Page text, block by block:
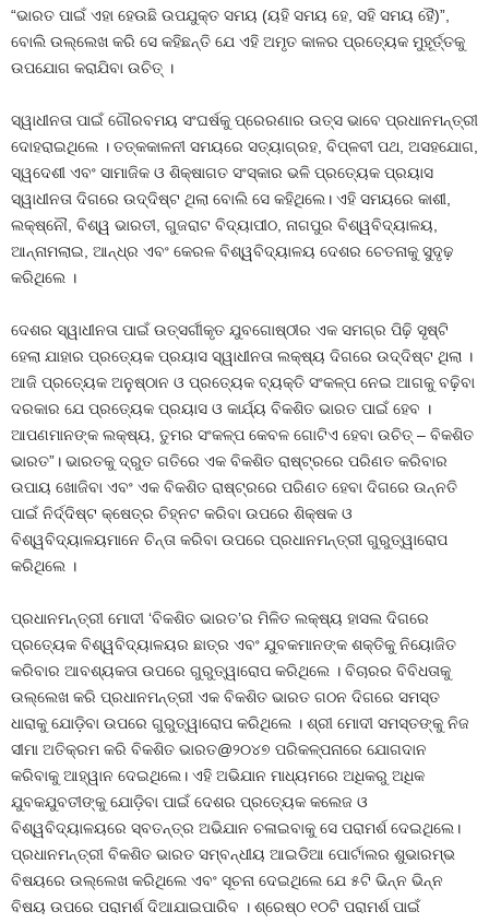
“ଭାରତ ପାଇଁ ଏହା ହେଉଛି ଉପଯୁକ୍ତ ସମୟ (ୟହି ସମୟ ହେ, ସହି ସମୟ ହୈ)”,
ବୋଲି ଉଲ୍ଲେଖ କରି ସେ କହିଛନ୍ତି ଯେ ଏହି ଅମୃତ କାଳର ପ୍ରତ୍ୟେକ ମୁହୂର୍ତ୍ତକୁ
ଉପଯୋଗ କରାଯିବା ଉଚିତ୍ ।
ସ୍ୱାଧୀନତା ପାଇଁ ଗୌରବମୟ ସଂଘର୍ଷକୁ ପ୍ରେରଣାର ଉତ୍ସ ଭାବେ ପ୍ରଧାନମନ୍ତ୍ରୀ
ଦୋହରାଇଥିଲେ । ତତ୍କକାଳନୀ ସମୟରେ ସତ୍ୟାଗ୍ରହ, ବିପ୍ଳବୀ ପଥ, ଅସହଯୋଗ,
ସ୍ୱଦେଶୀ ଏବଂ ସାମାଜିକ ଓ ଶିକ୍ଷାଗତ ସଂସ୍କାର ଭଳି ପ୍ରତ୍ୟେକ ପ୍ରୟାସ
ସ୍ୱାଧୀନତା ଦିଗରେ ଉଦ୍ଦିଷ୍ଟ ଥିଲା ବୋଲି ସେ କହିଥିଲେ। ଏହି ସମୟରେ କାଶୀ,
ଲକ୍ଷ୍ନୌ, ବିଶ୍ୱ ଭାରତୀ, ଗୁଜରାଟ ବିଦ୍ୟାପୀଠ, ନାଗପୁର ବିଶ୍ୱବିଦ୍ୟାଳୟ,
ଆନ୍ନାମଲାଇ, ଆନ୍ଧ୍ର ଏବଂ କେରଳ ବିଶ୍ୱବିଦ୍ୟାଳୟ ଦେଶର ଚେତନାକୁ ସୁଦୃଢ଼
କରିଥିଲେ ।
ଦେଶର ସ୍ୱାଧୀନତା ପାଇଁ ଉତ୍ସର୍ଗୀକୃତ ଯୁବଗୋଷ୍ଠୀର ଏକ ସମଗ୍ର ପିଢ଼ି ସୃଷ୍ଟି
ହେଲା ଯାହାର ପ୍ରତ୍ୟେକ ପ୍ରୟାସ ସ୍ୱାଧୀନତା ଲକ୍ଷ୍ୟ ଦିଗରେ ଉଦ୍ଦିଷ୍ଟ ଥିଲା ।
ଆଜି ପ୍ରତ୍ୟେକ ଅନୁଷ୍ଠାନ ଓ ପ୍ରତ୍ୟେକ ବ୍ୟକ୍ତି ସଂକଳ୍ପ ନେଇ ଆଗକୁ ବଢ଼ିବା
ଦରକାର ଯେ ପ୍ରତ୍ୟେକ ପ୍ରୟାସ ଓ କାର୍ଯ୍ୟ ବିକଶିତ ଭାରତ ପାଇଁ ହେବ ।
ଆପଣମାନଙ୍କ ଲକ୍ଷ୍ୟ, ତୁମର ସଂକଳ୍ପ କେବଳ ଗୋଟିଏ ହେବା ଉଚିତ୍ – ବିକଶିତ
ଭାରତ”। ଭାରତକୁ ଦ୍ରୁତ ଗତିରେ ଏକ ବିକଶିତ ରାଷ୍ଟ୍ରରେ ପରିଣତ କରିବାର
ଉପାୟ ଖୋଜିବା ଏବଂ ଏକ ବିକଶିତ ରାଷ୍ଟ୍ରରେ ପରିଣତ ହେବା ଦିଗରେ ଉନ୍ନତି
ପାଇଁ ନିର୍ଦ୍ଦିଷ୍ଟ କ୍ଷେତ୍ର ଚିହ୍ନଟ କରିବା ଉପରେ ଶିକ୍ଷକ ଓ
ବିଶ୍ୱବିଦ୍ୟାଳୟମାନେ ଚିନ୍ତା କରିବା ଉପରେ ପ୍ରଧାନମନ୍ତ୍ରୀ ଗୁରୁତ୍ୱାରୋପ
କରିଥିଲେ ।
ପ୍ରଧାନମନ୍ତ୍ରୀ ମୋଦୀ ‘ବିକଶିତ ଭାରତ’ର ମିଳିତ ଲକ୍ଷ୍ୟ ହାସଲ ଦିଗରେ
ପ୍ରତ୍ୟେକ ବିଶ୍ୱବିଦ୍ୟାଳୟର ଛାତ୍ର ଏବଂ ଯୁବକମାନଙ୍କ ଶକ୍ତିକୁ ନିୟୋଜିତ
କରିବାର ଆବଶ୍ୟକତା ଉପରେ ଗୁରୁତ୍ୱାରୋପ କରିଥିଲେ । ବିଚାରର ବିବିଧତାକୁ
ଉଲ୍ଲେଖ କରି ପ୍ରଧାନମନ୍ତ୍ରୀ ଏକ ବିକଶିତ ଭାରତ ଗଠନ ଦିଗରେ ସମସ୍ତ
ଧାରାକୁ ଯୋଡ଼ିବା ଉପରେ ଗୁରୁତ୍ୱାରୋପ କରିଥିଲେ । ଶ୍ରୀ ମୋଦୀ ସମସ୍ତଙ୍କୁ ନିଜ
ସୀମା ଅତିକ୍ରମ କରି ବିକଶିତ ଭାରତ@୨୦୪୭ ପରିକଳ୍ପନାରେ ଯୋଗଦାନ
କରିବାକୁ ଆହ୍ୱାନ ଦେଇଥିଲେ। ଏହି ଅଭିଯାନ ମାଧ୍ୟମରେ ଅଧିକରୁ ଅଧିକ
ଯୁବକଯୁବତୀଙ୍କୁ ଯୋଡ଼ିବା ପାଇଁ ଦେଶର ପ୍ରତ୍ୟେକ କଲେଜ ଓ
ବିଶ୍ୱବିଦ୍ୟାଳୟରେ ସ୍ବତନ୍ତ୍ର ଅଭିଯାନ ଚଳାଇବାକୁ ସେ ପରାମର୍ଶ ଦେଇଥିଲେ।
ପ୍ରଧାନମନ୍ତ୍ରୀ ବିକଶିତ ଭାରତ ସମ୍ବନ୍ଧୀୟ ଆଇଡିଆ ପୋର୍ଟାଲର ଶୁଭାରମ୍ଭ
ବିଷୟରେ ଉଲ୍ଲେଖ କରିଥିଲେ ଏବଂ ସୂଚନା ଦେଇଥିଲେ ଯେ ୫ଟି ଭିନ୍ନ ଭିନ୍ନ
ବିଷୟ ଉପରେ ପରାମର୍ଶ ଦିଆଯାଇପାରିବ । ଶ୍ରେଷ୍ଠ ୧୦ଟି ପରାମର୍ଶ ପାଇଁ